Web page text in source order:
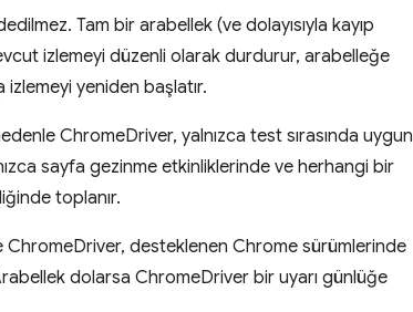
Tam bir arabellek (ve dolayısıyla kayıp
izlemeyi düzenli olarak durdurur, arabelleğe
yeniden başlatır.
ChromeDriver, yalnızca test sırasında uygun
sayfa gezinme etkinliklerinde ve herhangi bir
toplanır.
ChromeDriver, desteklenen Chrome sürümlerinde
dolarsa ChromeDriver bir uyarı günlüğe